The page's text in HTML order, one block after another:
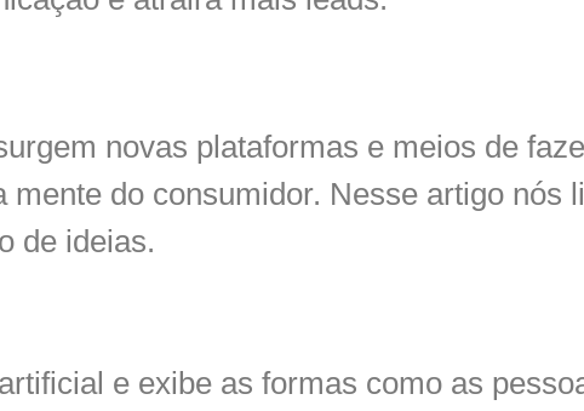
novas plataformas e meios de
do consumidor. Nesse artigo nós
de ideias.
e exibe as formas como as